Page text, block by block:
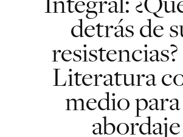
detrás de
Literatura
medio
abordaje